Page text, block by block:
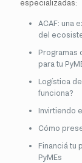
especializadas:
ACAF: una
del
Programas
para tu
Logística
funciona?
Invirtiendo
Cómo
Financiá tu
PyMEs